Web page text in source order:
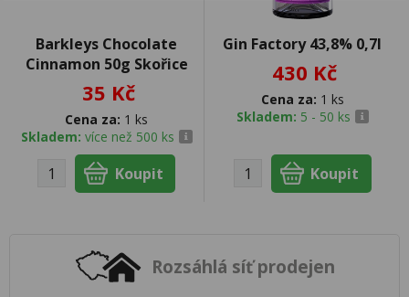
Barkleys Chocolate
Cinnamon 50g Skořice
35 Kč
Cena za: 1 ks
Skladem: více než 500 ks
Gin Factory 43,8% 0,7l
430 Kč
Cena za: 1 ks
Skladem: 5 - 50 ks
Rozsáhlá síť prodejen